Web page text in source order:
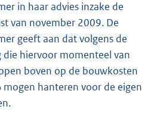
in haar advies inzake de
van november 2009. De
geeft aan dat volgens de
die hiervoor momenteel van
boven op de bouwkosten
mogen hanteren voor de eigen